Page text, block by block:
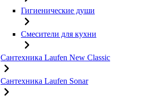
Гигиенические души
Смесители для кухни
Сантехника Laufen New Classic
Сантехника Laufen Sonar